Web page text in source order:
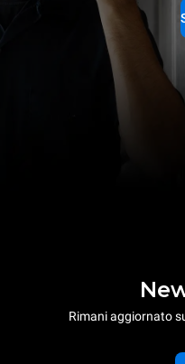
Rimani aggiornato